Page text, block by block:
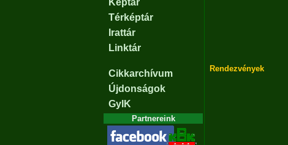
Képtár
Térképtár
Irattár
Linktár
Cikkarchívum
Újdonságok
GyIK
Partnereink
Rendezvények